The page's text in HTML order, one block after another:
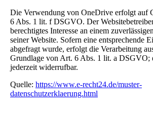
Die Verwendung von OneDrive erfolgt auf
6 Abs. 1 lit. f DSGVO. Der
berechtigtes Interesse an einem
seiner Website. Sofern eine entsprechende
abgefragt wurde, erfolgt die Verarbeitung
Grundlage von Art. 6 Abs. 1 lit. a
jederzeit widerrufbar.
Quelle: https://www.e-recht24.de/muster-
datenschutzerklaerung.html